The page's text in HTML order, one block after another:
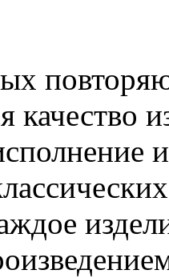
качество